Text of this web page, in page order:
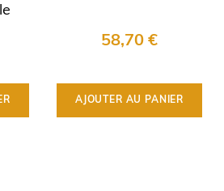
58,70 €
AJOUTER AU PANIER